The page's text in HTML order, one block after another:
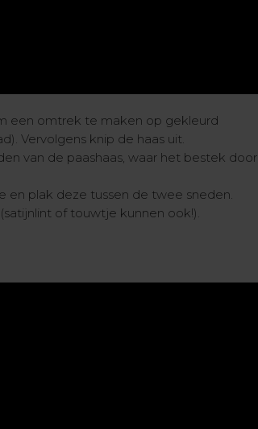
een omtrek te maken op gekleurd
Vervolgens knip de haas uit.
van de paashaas, waar het bestek door
en plak deze tussen de twee sneden.
of touwtje kunnen ook!).